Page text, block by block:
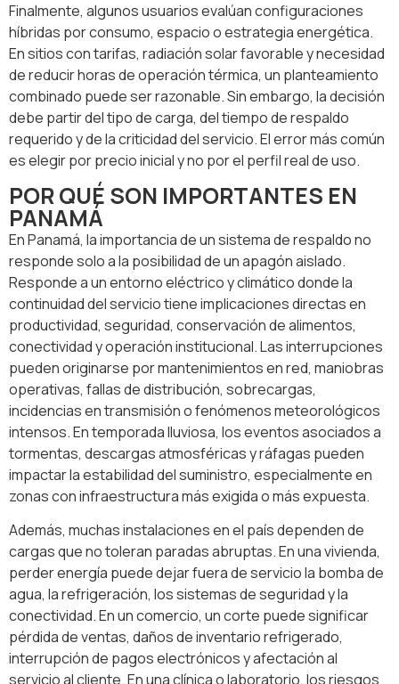
Finalmente, algunos usuarios evalúan configuraciones
híbridas por consumo, espacio o estrategia energética.
En sitios con tarifas, radiación solar favorable y necesidad
de reducir horas de operación térmica, un planteamiento
combinado puede ser razonable. Sin embargo, la decisión
debe partir del tipo de carga, del tiempo de respaldo
requerido y de la criticidad del servicio. El error más común
es elegir por precio inicial y no por el perfil real de uso.
POR QUÉ SON IMPORTANTES EN
PANAMÁ
En Panamá, la importancia de un sistema de respaldo no
responde solo a la posibilidad de un apagón aislado.
Responde a un entorno eléctrico y climático donde la
continuidad del servicio tiene implicaciones directas en
productividad, seguridad, conservación de alimentos,
conectividad y operación institucional. Las interrupciones
pueden originarse por mantenimientos en red, maniobras
operativas, fallas de distribución, sobrecargas,
incidencias en transmisión o fenómenos meteorológicos
intensos. En temporada lluviosa, los eventos asociados a
tormentas, descargas atmosféricas y ráfagas pueden
impactar la estabilidad del suministro, especialmente en
zonas con infraestructura más exigida o más expuesta.
Además, muchas instalaciones en el país dependen de
cargas que no toleran paradas abruptas. En una vivienda,
perder energía puede dejar fuera de servicio la bomba de
agua, la refrigeración, los sistemas de seguridad y la
conectividad. En un comercio, un corte puede significar
pérdida de ventas, daños de inventario refrigerado,
interrupción de pagos electrónicos y afectación al
servicio al cliente. En una clínica o laboratorio, los riesgos